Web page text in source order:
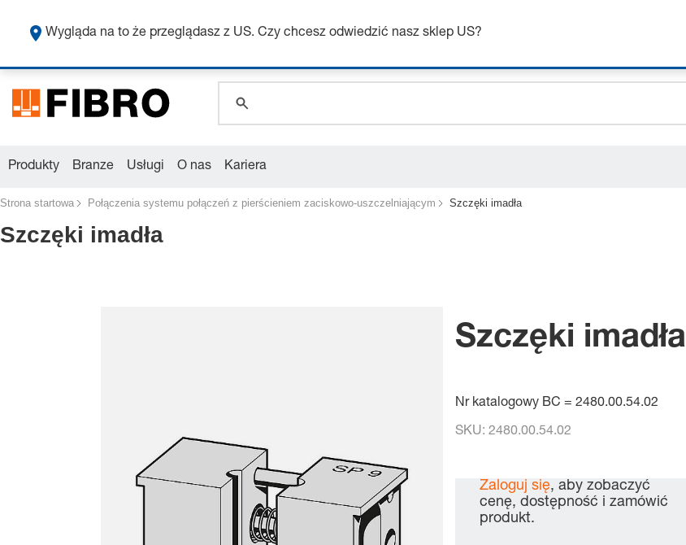
global.search.placeholder.sku
global.search.placeholder.name
Produkty Branze Usługi O nas Kariera
Strona startowa Połączenia systemu połączeń z pierścieniem zaciskowo-uszczelniającym Szczęki imadła
Szczęki imadła
Szczęki imadła
Nr katalogowy BC = 2480.00.54.02
SKU:2480.00.54.02
Zaloguj się, aby zobaczyć
cenę, dostępność i zamówić
produkt.
Wygląda na to że przeglądasz z US. Czy chcesz odwiedzić nasz sklep US?